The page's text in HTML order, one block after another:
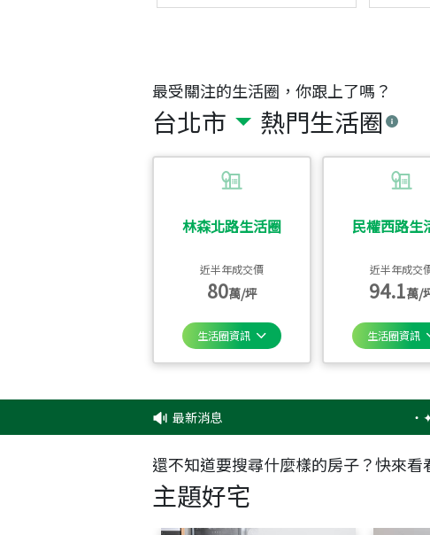
最受關注的生活圈，你跟上了嗎？
台北市 熱門生活圈
林森北路生活圈
近半年成交價
80萬/坪
生活圈資訊
民權西路生
近半年成交
94.1萬/
生活圈資訊
最新消息 ✦✦信
還不知道要搜尋什麼樣的房子？快來看
主題好宅